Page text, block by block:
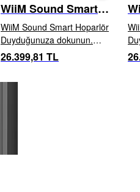
WiiM Sound Smart
Hoparlör Black
WiiM Sound Smart Hoparlör
Duyduğunuza dokunun.
100W güçlü çıkış Zengin ve
detaylı ses için 4" woofer +
26.399,81 TL